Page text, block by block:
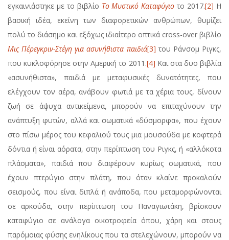
εγκαινιάστηκε με το βιβλίο Το Μυστικό Καταφύγιο το 2017.[2] Η
βασική ιδέα, εκείνη των διαφορετικών ανθρώπων, θυμίζει
πολύ το διάσημο και εξόχως ιδιαίτερο οπτικά cross-over βιβλίο
Μις Πέρεγκριν-Στέγη για ασυνήθιστα παιδιά[3] του Ράνσομ Ριγκς,
που κυκλοφόρησε στην Αμερική το 2011.[4] Και στα δυο βιβλία
«ασυνήθιστα», παιδιά με μεταφυσικές δυνατότητες, που
ελέγχουν τον αέρα, ανάβουν φωτιά με τα χέρια τους, δίνουν
ζωή σε άψυχα αντικείμενα, μπορούν να επιταχύνουν την
ανάπτυξη φυτών, αλλά και σωματικά «δύσμορφα», που έχουν
στο πίσω μέρος του κεφαλιού τους μια μουσούδα με κοφτερά
δόντια ή είναι αόρατα, στην περίπτωση του Ριγκς, ή «αλλόκοτα
πλάσματα», παιδιά που διαφέρουν κυρίως σωματικά, που
έχουν πτερύγιο στην πλάτη, που όταν κλαίνε προκαλούν
σεισμούς, που είναι διπλά ή ανάποδα, που μεταμορφώνονται
σε αρκούδα, στην περίπτωση του Παναγιωτάκη, βρίσκουν
καταφύγιο σε ανάλογα οικοτροφεία όπου, χάρη και στους
παρόμοιας φύσης ενηλίκους που τα στελεχώνουν, μπορούν να